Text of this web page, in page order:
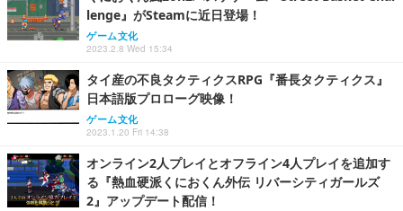
lenge』がSteamに近日登場！
ゲーム文化
2023.2.8 Wed 15:34
タイ産の不良タクティクスRPG『番長タクティクス』
日本語版プロローグ映像！
ゲーム文化
2023.1.20 Fri 14:38
オンライン2人プレイとオフライン4人プレイを追加す
る『熱血硬派くにおくん外伝 リバーシティガールズ
2』アップデート配信！